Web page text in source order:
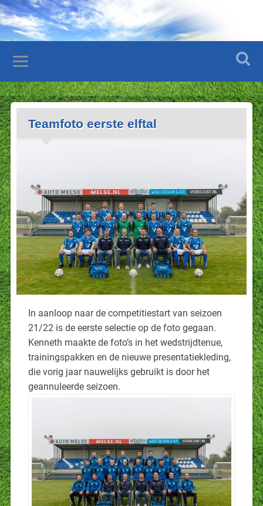
Teamfoto eerste elftal
In aanloop naar de competitiestart van seizoen
21/22 is de eerste selectie op de foto gegaan.
Kenneth maakte de foto’s in het wedstrijdtenue,
trainingspakken en de nieuwe presentatiekleding,
die vorig jaar nauwelijks gebruikt is door het
geannuleerde seizoen.